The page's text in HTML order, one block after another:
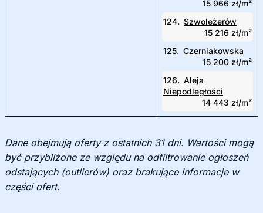
15 966 zł/m²
124. Szwoleżerów
15 216 zł/m²
125. Czerniakowska
15 200 zł/m²
126. Aleja
Niepodległości
14 443 zł/m²
Dane obejmują oferty z ostatnich 31 dni. Wartości mogą
być przybliżone ze względu na odfiltrowanie ogłoszeń
odstających (outlierów) oraz brakujące informacje w
części ofert.